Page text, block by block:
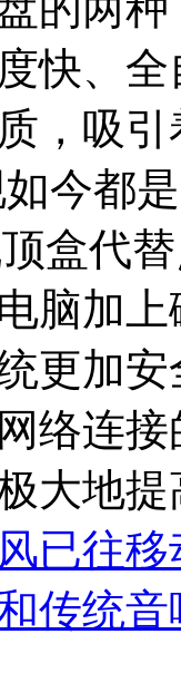
快、
，吸
都是
顶盒代
脑加
更加
络连
大地
已往
传统